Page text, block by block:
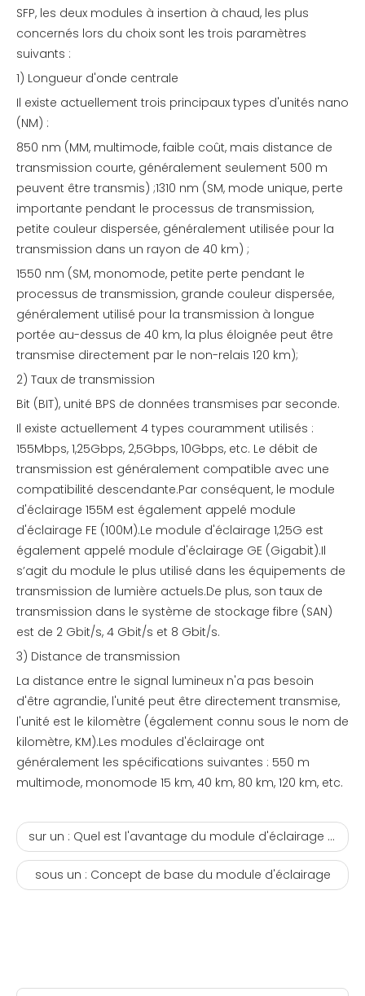
SFP, les deux modules à insertion à chaud, les plus
concernés lors du choix sont les trois paramètres
suivants :
1) Longueur d'onde centrale
Il existe actuellement trois principaux types d'unités nano
(NM) :
850 nm (MM, multimode, faible coût, mais distance de
transmission courte, généralement seulement 500 m
peuvent être transmis) ;1310 nm (SM, mode unique, perte
importante pendant le processus de transmission,
petite couleur dispersée, généralement utilisée pour la
transmission dans un rayon de 40 km) ;
1550 nm (SM, monomode, petite perte pendant le
processus de transmission, grande couleur dispersée,
généralement utilisé pour la transmission à longue
portée au-dessus de 40 km, la plus éloignée peut être
transmise directement par le non-relais 120 km);
2) Taux de transmission
Bit (BIT), unité BPS de données transmises par seconde.
Il existe actuellement 4 types couramment utilisés :
155Mbps, 1,25Gbps, 2,5Gbps, 10Gbps, etc. Le débit de
transmission est généralement compatible avec une
compatibilité descendante.Par conséquent, le module
d'éclairage 155M est également appelé module
d'éclairage FE (100M).Le module d'éclairage 1,25G est
également appelé module d'éclairage GE (Gigabit).Il
s’agit du module le plus utilisé dans les équipements de
transmission de lumière actuels.De plus, son taux de
transmission dans le système de stockage fibre (SAN)
est de 2 Gbit/s, 4 Gbit/s et 8 Gbit/s.
3) Distance de transmission
La distance entre le signal lumineux n'a pas besoin
d'être agrandie, l'unité peut être directement transmise,
l'unité est le kilomètre (également connu sous le nom de
kilomètre, KM).Les modules d'éclairage ont
généralement les spécifications suivantes : 550 m
multimode, monomode 15 km, 40 km, 80 km, 120 km, etc.
sur un : Quel est l'avantage du module d'éclairage 100G CFP4 ?
sous un : Concept de base du module d'éclairage